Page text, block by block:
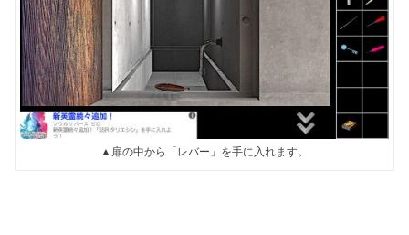
▲扉の中から「レバー」を手に入れます。